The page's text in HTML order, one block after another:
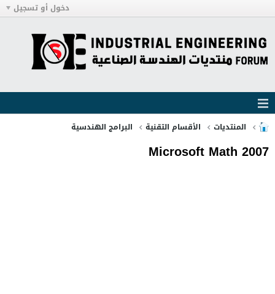
دخول أو تسجيل
المنتديات الأقسام التقنية البرامج الهندسية
Microsoft Math 2007